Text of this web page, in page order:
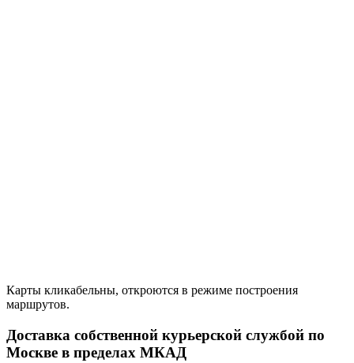
Карты кликабельны, откроются в режиме построения
маршрутов.
Доставка собственной курьерской службой по
Москве в пределах МКАД